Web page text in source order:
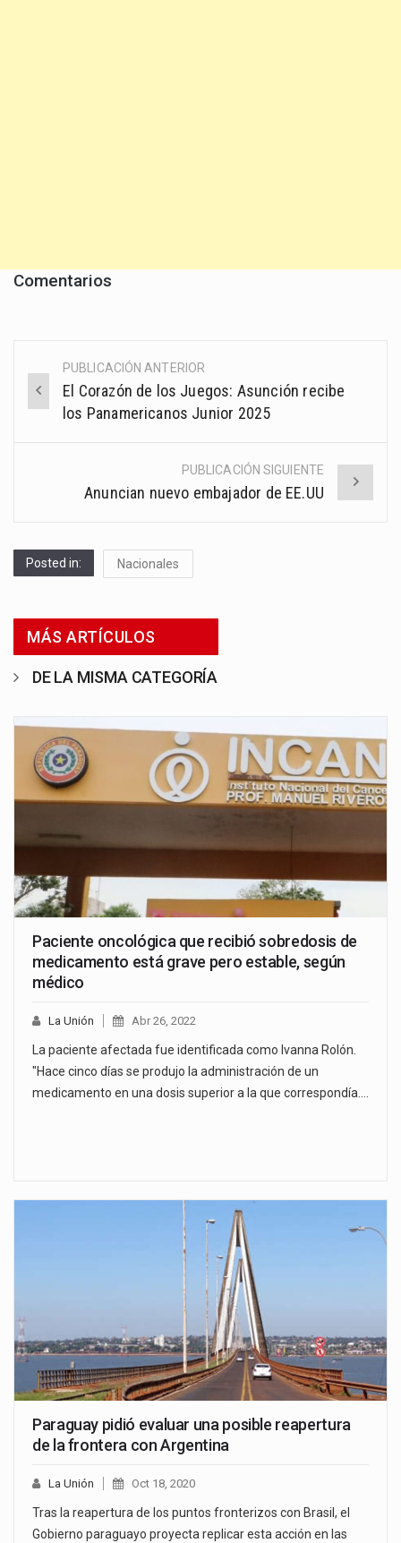
Comentarios
Post
navigation
PUBLICACIÓN ANTERIOR
El Corazón de los Juegos: Asunción recibe
los Panamericanos Junior 2025
PUBLICACIÓN SIGUIENTE
Anuncian nuevo embajador de EE.UU
Posted in: Nacionales
MÁS ARTÍCULOS
DE LA MISMA CATEGORÍA
Paciente oncológica que recibió sobredosis de
medicamento está grave pero estable, según
médico
La Unión Abr 26, 2022
La paciente afectada fue identificada como Ivanna Rolón.
"Hace cinco días se produjo la administración de un
medicamento en una dosis superior a la que correspondía.…
Paraguay pidió evaluar una posible reapertura
de la frontera con Argentina
La Unión Oct 18, 2020
Tras la reapertura de los puntos fronterizos con Brasil, el
Gobierno paraguayo proyecta replicar esta acción en las